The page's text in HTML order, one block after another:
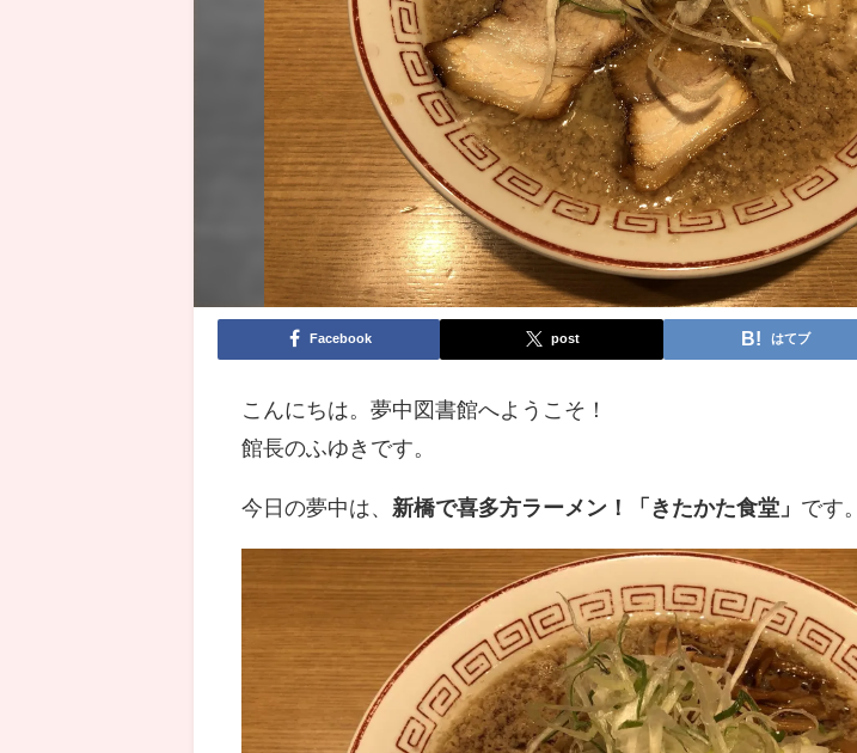
Facebook post はてブ
こんにちは。夢中図書館へようこそ！
館長のふゆきです。
今日の夢中は、 新橋で喜多方ラーメン！「きたかた食堂」 です。